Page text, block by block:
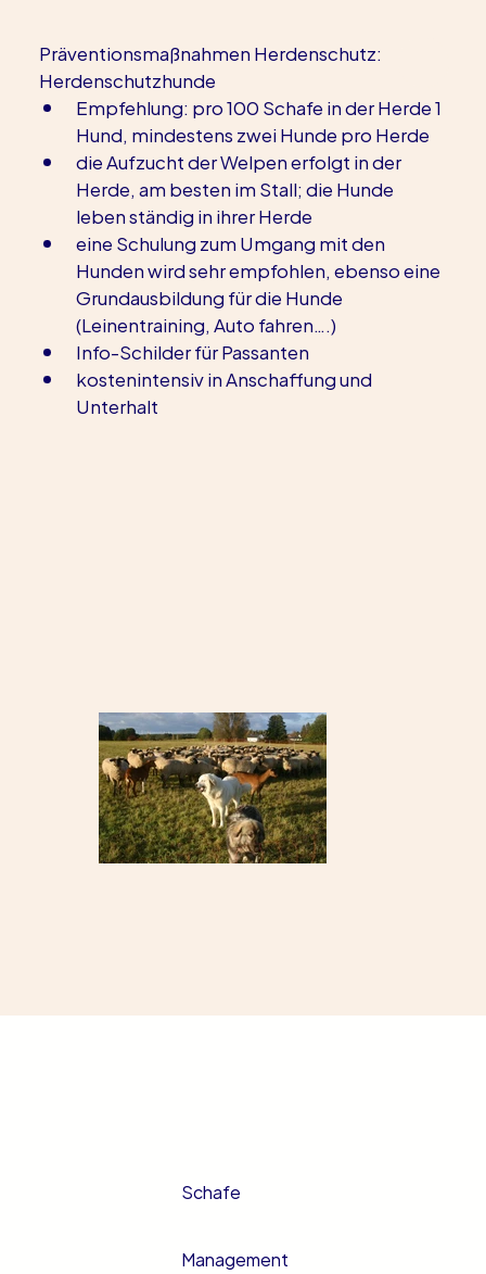
Schafe
Management
Präventionsmaßnahmen Herdenschutz:
Herdenschutzhunde
Empfehlung: pro 100 Schafe in der Herde 1
Hund, mindestens zwei Hunde pro Herde
die Aufzucht der Welpen erfolgt in der
Herde, am besten im Stall; die Hunde
leben ständig in ihrer Herde
eine Schulung zum Umgang mit den
Hunden wird sehr empfohlen, ebenso eine
Grundausbildung für die Hunde
(Leinentraining, Auto fahren….)
Info-Schilder für Passanten
kostenintensiv in Anschaffung und
Unterhalt